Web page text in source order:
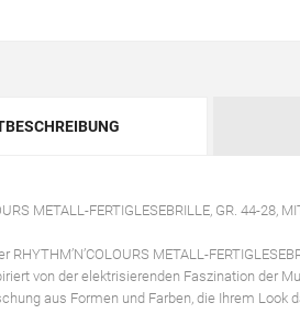
METALL-FERTIGLESEBRILLE, GR. 44-28,
RHYTHM’N’COLOURS METALL-
von der elektrisierenden Faszination der
aus Formen und Farben, die Ihrem Look